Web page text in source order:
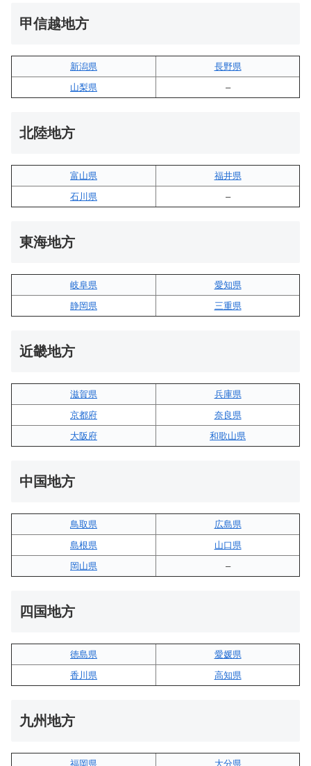
甲信越地方
新潟県
長野県
山梨県
–
北陸地方
富山県
福井県
石川県
–
東海地方
岐阜県
愛知県
静岡県
三重県
近畿地方
滋賀県
兵庫県
京都府
奈良県
大阪府
和歌山県
中国地方
鳥取県
広島県
島根県
山口県
岡山県
–
四国地方
徳島県
愛媛県
香川県
高知県
九州地方
福岡県 大分県